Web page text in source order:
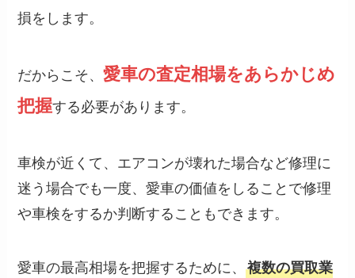
損をします。
だからこそ、愛車の査定相場をあらかじめ
把握する必要があります。
車検が近くて、エアコンが壊れた場合など修理に
迷う場合でも一度、愛車の価値をしることで修理
や車検をするか判断することもできます。
愛車の最高相場を把握するために、複数の買取業